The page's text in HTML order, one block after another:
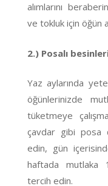
alımlarını
ve tokluk için öğün
2.) Posalı
Yaz aylarında
öğünlerinizde
tüketmeye
çavdar gibi posa
edin, gün
haftada mutlaka
tercih edin.